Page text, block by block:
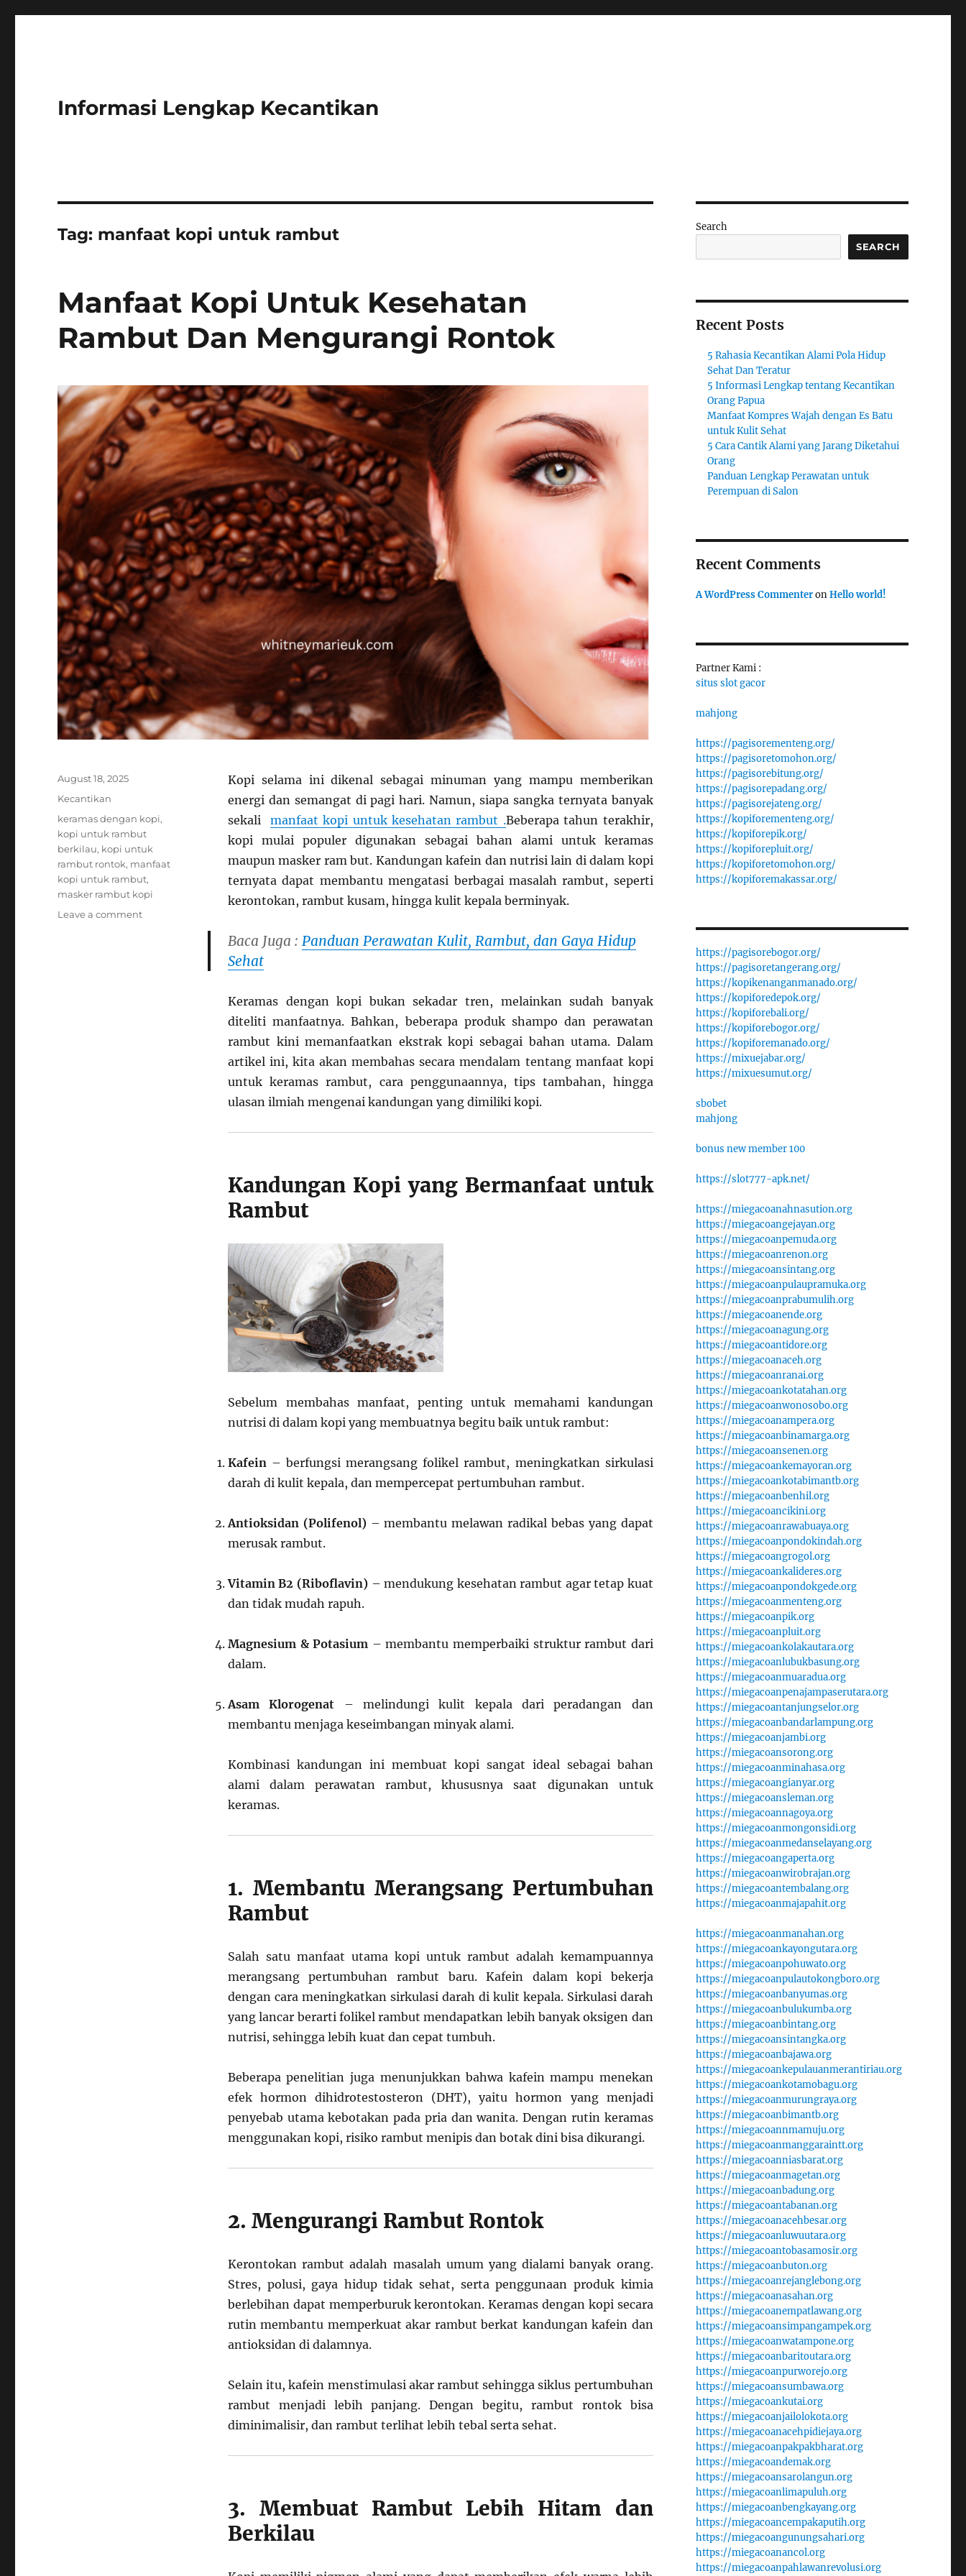
Informasi Lengkap Kecantikan
Tag: manfaat kopi untuk rambut
Manfaat Kopi Untuk Kesehatan
Rambut Dan Mengurangi Rontok
Kopi selama ini dikenal sebagai minuman yang mampu memberikan
energi dan semangat di pagi hari. Namun, siapa sangka ternyata banyak
sekali manfaat kopi untuk kesehatan rambut .Beberapa tahun terakhir,
kopi mulai populer digunakan sebagai bahan alami untuk keramas
maupun masker ram but. Kandungan kafein dan nutrisi lain di dalam kopi
ternyata dapat membantu mengatasi berbagai masalah rambut, seperti
kerontokan, rambut kusam, hingga kulit kepala berminyak.
Baca Juga : Panduan Perawatan Kulit, Rambut, dan Gaya Hidup
Sehat
Keramas dengan kopi bukan sekadar tren, melainkan sudah banyak
diteliti manfaatnya. Bahkan, beberapa produk shampo dan perawatan
rambut kini memanfaatkan ekstrak kopi sebagai bahan utama. Dalam
artikel ini, kita akan membahas secara mendalam tentang manfaat kopi
untuk keramas rambut, cara penggunaannya, tips tambahan, hingga
ulasan ilmiah mengenai kandungan yang dimiliki kopi.
Kandungan Kopi yang Bermanfaat untuk
Rambut
Sebelum membahas manfaat, penting untuk memahami kandungan
nutrisi di dalam kopi yang membuatnya begitu baik untuk rambut:
Kafein – berfungsi merangsang folikel rambut, meningkatkan sirkulasi
darah di kulit kepala, dan mempercepat pertumbuhan rambut.
Antioksidan (Polifenol)– membantu melawan radikal bebas yang dapat
merusak rambut.
Vitamin B2 (Riboflavin)– mendukung kesehatan rambut agar tetap kuat
dan tidak mudah rapuh.
Magnesium & Potasium – membantu memperbaiki struktur rambut dari
dalam.
Asam Klorogenat – melindungi kulit kepala dari peradangan dan
membantu menjaga keseimbangan minyak alami.
Kombinasi kandungan ini membuat kopi sangat ideal sebagai bahan
alami dalam perawatan rambut, khususnya saat digunakan untuk
keramas.
1. Membantu Merangsang Pertumbuhan
Rambut
Salah satu manfaat utama kopi untuk rambut adalah kemampuannya
merangsang pertumbuhan rambut baru. Kafein dalam kopi bekerja
dengan cara meningkatkan sirkulasi darah di kulit kepala. Sirkulasi darah
yang lancar berarti folikel rambut mendapatkan lebih banyak oksigen dan
nutrisi, sehingga lebih kuat dan cepat tumbuh.
Beberapa penelitian juga menunjukkan bahwa kafein mampu menekan
efek hormon dihidrotestosteron (DHT), yaitu hormon yang menjadi
penyebab utama kebotakan pada pria dan wanita. Dengan rutin keramas
menggunakan kopi, risiko rambut menipis dan botak dini bisa dikurangi.
2. Mengurangi Rambut Rontok
Kerontokan rambut adalah masalah umum yang dialami banyak orang.
Stres, polusi, gaya hidup tidak sehat, serta penggunaan produk kimia
berlebihan dapat memperburuk kerontokan. Keramas dengan kopi secara
rutin membantu memperkuat akar rambut berkat kandungan kafein dan
antioksidan di dalamnya.
Selain itu, kafein menstimulasi akar rambut sehingga siklus pertumbuhan
rambut menjadi lebih panjang. Dengan begitu, rambut rontok bisa
diminimalisir, dan rambut terlihat lebih tebal serta sehat.
3. Membuat Rambut Lebih Hitam dan
Berkilau
Posted
August 18, 2025
Categories
Kecantikan
Tags
keramas dengan kopi,
kopi untuk rambut
berkilau, kopi untuk
rambut rontok, manfaat
kopi untuk rambut,
masker rambut kopi
Leave a commenton
Search
SEARCH
Recent Posts
5 Rahasia Kecantikan Alami Pola Hidup
Sehat Dan Teratur
5 Informasi Lengkap tentang Kecantikan
Orang Papua
Manfaat Kompres Wajah dengan Es Batu
untuk Kulit Sehat
5 Cara Cantik Alami yang Jarang Diketahui
Orang
Panduan Lengkap Perawatan untuk
Perempuan di Salon
Recent Comments
A WordPress CommenteronHello world!
Partner Kami :
situs slot gacor
mahjong
https://pagisorementeng.org/
https://pagisoretomohon.org/
https://pagisorebitung.org/
https://pagisorepadang.org/
https://pagisorejateng.org/
https://kopiforementeng.org/
https://kopiforepik.org/
https://kopiforepluit.org/
https://kopiforetomohon.org/
https://kopiforemakassar.org/
https://pagisorebogor.org/
https://pagisoretangerang.org/
https://kopikenanganmanado.org/
https://kopiforedepok.org/
https://kopiforebali.org/
https://kopiforebogor.org/
https://kopiforemanado.org/
https://mixuejabar.org/
https://mixuesumut.org/
sbobet
mahjong
bonus new member 100
https://slot777-apk.net/
https://miegacoanahnasution.org
https://miegacoangejayan.org
https://miegacoanpemuda.org
https://miegacoanrenon.org
https://miegacoansintang.org
https://miegacoanpulaupramuka.org
https://miegacoanprabumulih.org
https://miegacoanende.org
https://miegacoanagung.org
https://miegacoantidore.org
https://miegacoanaceh.org
https://miegacoanranai.org
https://miegacoankotatahan.org
https://miegacoanwonosobo.org
https://miegacoanampera.org
https://miegacoanbinamarga.org
https://miegacoansenen.org
https://miegacoankemayoran.org
https://miegacoankotabimantb.org
https://miegacoanbenhil.org
https://miegacoancikini.org
https://miegacoanrawabuaya.org
https://miegacoanpondokindah.org
https://miegacoangrogol.org
https://miegacoankalideres.org
https://miegacoanpondokgede.org
https://miegacoanmenteng.org
https://miegacoanpik.org
https://miegacoanpluit.org
https://miegacoankolakautara.org
https://miegacoanlubukbasung.org
https://miegacoanmuaradua.org
https://miegacoanpenajampaserutara.org
https://miegacoantanjungselor.org
https://miegacoanbandarlampung.org
https://miegacoanjambi.org
https://miegacoansorong.org
https://miegacoanminahasa.org
https://miegacoangianyar.org
https://miegacoansleman.org
https://miegacoannagoya.org
https://miegacoanmongonsidi.org
https://miegacoanmedanselayang.org
https://miegacoangaperta.org
https://miegacoanwirobrajan.org
https://miegacoantembalang.org
https://miegacoanmajapahit.org
https://miegacoanmanahan.org
https://miegacoankayongutara.org
https://miegacoanpohuwato.org
https://miegacoanpulautokongboro.org
https://miegacoanbanyumas.org
https://miegacoanbulukumba.org
https://miegacoanbintang.org
https://miegacoansintangka.org
https://miegacoanbajawa.org
https://miegacoankepulauanmerantiriau.org
https://miegacoankotamobagu.org
https://miegacoanmurungraya.org
https://miegacoanbimantb.org
https://miegacoannmamuju.org
https://miegacoanmanggaraintt.org
https://miegacoanniasbarat.org
https://miegacoanmagetan.org
https://miegacoanbadung.org
https://miegacoantabanan.org
https://miegacoanacehbesar.org
https://miegacoanluwuutara.org
https://miegacoantobasamosir.org
https://miegacoanbuton.org
https://miegacoanrejanglebong.org
https://miegacoanasahan.org
https://miegacoanempatlawang.org
https://miegacoansimpangampek.org
https://miegacoanwatampone.org
https://miegacoanbaritoutara.org
https://miegacoanpurworejo.org
https://miegacoansumbawa.org
https://miegacoankutai.org
https://miegacoanjailolokota.org
https://miegacoanacehpidiejaya.org
https://miegacoanpakpakbharat.org
https://miegacoandemak.org
https://miegacoansarolangun.org
https://miegacoanlimapuluh.org
https://miegacoanbengkayang.org
https://miegacoancempakaputih.org
https://miegacoangunungsahari.org
https://miegacoanancol.org
https://miegacoanpahlawanrevolusi.org